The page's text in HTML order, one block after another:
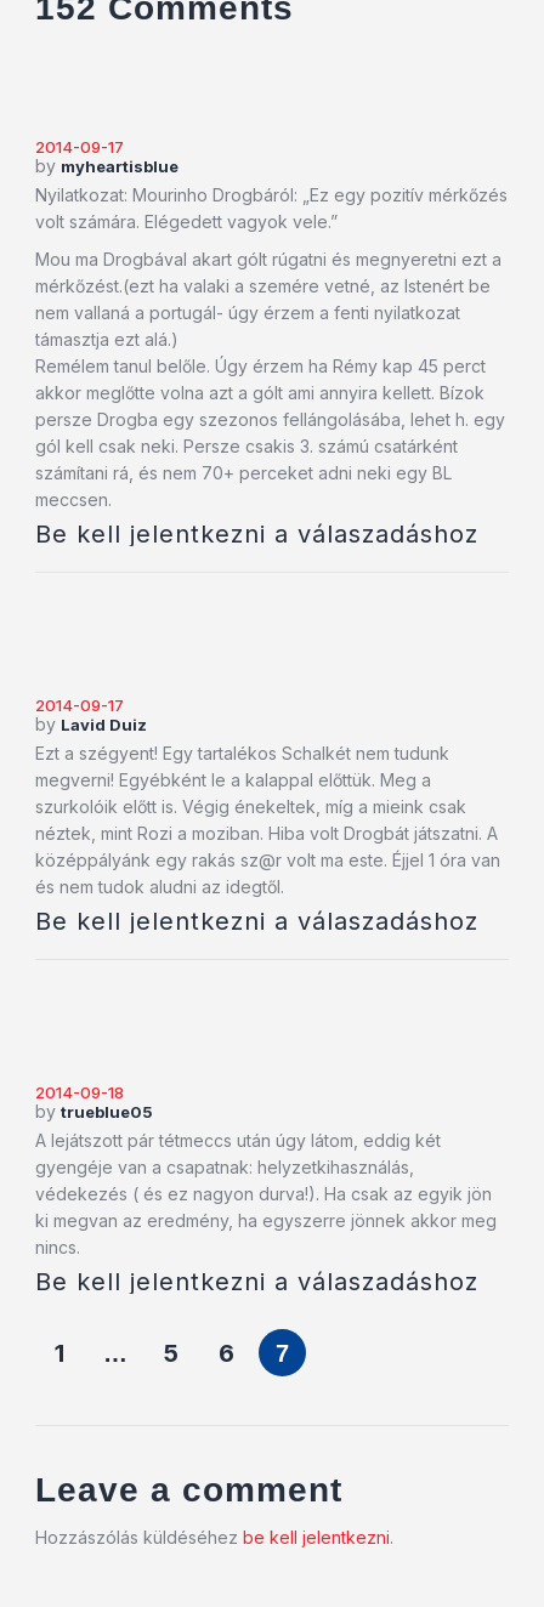
152 Comments
2014-09-17
by myheartisblue
Nyilatkozat: Mourinho Drogbáról: „Ez egy pozitív mérkőzés
volt számára. Elégedett vagyok vele.”
Mou ma Drogbával akart gólt rúgatni és megnyeretni ezt a
mérkőzést.(ezt ha valaki a szemére vetné, az Istenért be
nem vallaná a portugál- úgy érzem a fenti nyilatkozat
támasztja ezt alá.)
Remélem tanul belőle. Úgy érzem ha Rémy kap 45 perct
akkor meglőtte volna azt a gólt ami annyira kellett. Bízok
persze Drogba egy szezonos fellángolásába, lehet h. egy
gól kell csak neki. Persze csakis 3. számú csatárként
számítani rá, és nem 70+ perceket adni neki egy BL
meccsen.
Be kell jelentkezni a válaszadáshoz
2014-09-17
by Lavid Duiz
Ezt a szégyent! Egy tartalékos Schalkét nem tudunk
megverni! Egyébként le a kalappal előttük. Meg a
szurkolóik előtt is. Végig énekeltek, míg a mieink csak
néztek, mint Rozi a moziban. Hiba volt Drogbát játszatni. A
középpályánk egy rakás sz@r volt ma este. Éjjel 1 óra van
és nem tudok aludni az idegtől.
Be kell jelentkezni a válaszadáshoz
2014-09-18
by trueblue05
A lejátszott pár tétmeccs után úgy látom, eddig két
gyengéje van a csapatnak: helyzetkihasználás,
védekezés ( és ez nagyon durva!). Ha csak az egyik jön
ki megvan az eredmény, ha egyszerre jönnek akkor meg
nincs.
Be kell jelentkezni a válaszadáshoz
1 … 5 6 7
Leave a comment
Hozzászólás küldéséhez be kell jelentkezni.